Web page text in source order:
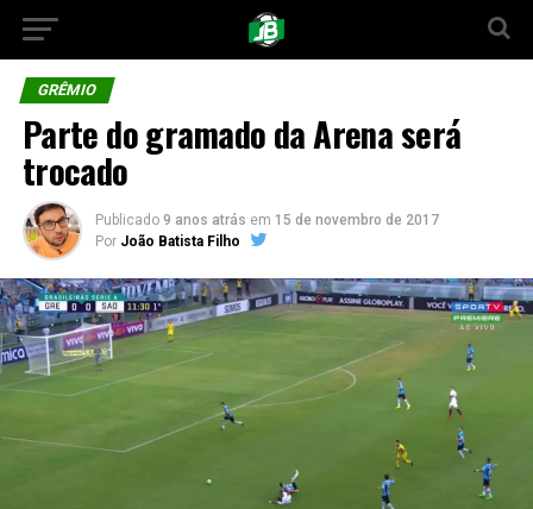
GRÊMIO
Parte do gramado da Arena será
trocado
Publicado 9 anos atrás em 15 de novembro de 2017
Por João Batista Filho